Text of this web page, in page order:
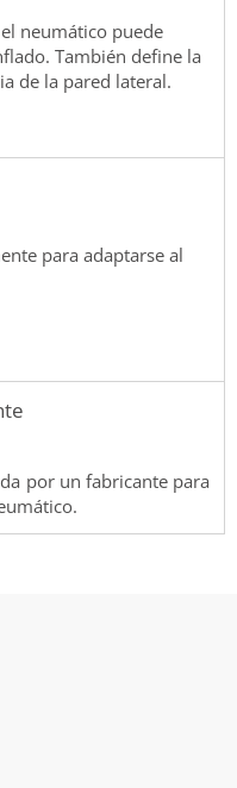
neumático puede
También define la
de la pared lateral.
para adaptarse al
por un fabricante para